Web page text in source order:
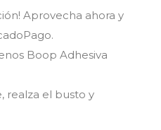
Aprovecha ahora y
Boop Adhesiva
realza el busto y